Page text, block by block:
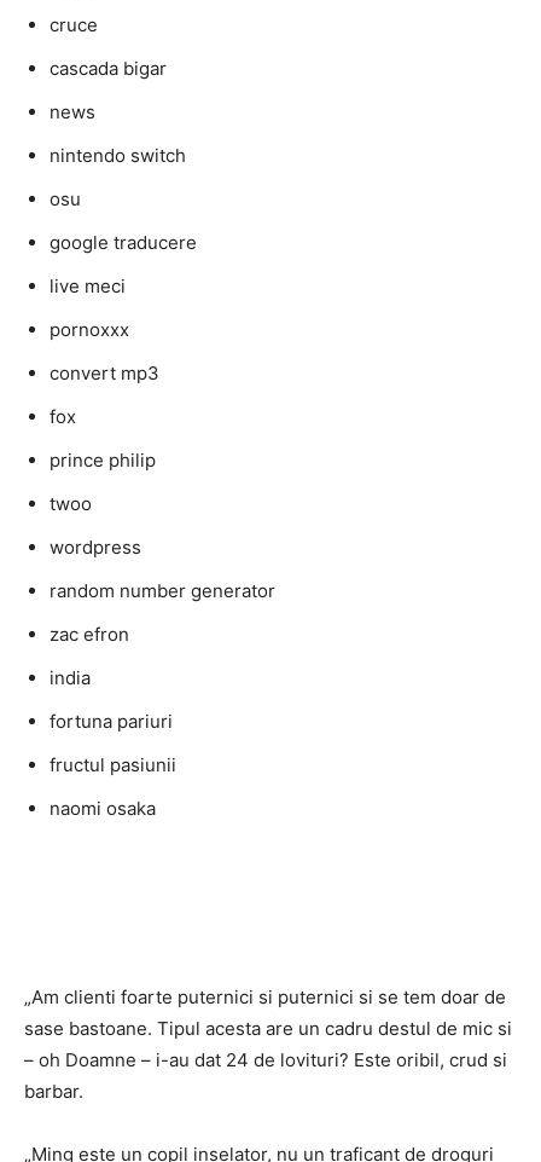
cruce
cascada bigar
news
nintendo switch
osu
google traducere
live meci
pornoxxx
convert mp3
fox
prince philip
twoo
wordpress
random number generator
zac efron
india
fortuna pariuri
fructul pasiunii
naomi osaka
„Am clienti foarte puternici si puternici si se tem doar de
sase bastoane. Tipul acesta are un cadru destul de mic si
– oh Doamne – i-au dat 24 de lovituri? Este oribil, crud si
barbar.
„Ming este un copil inselator, nu un traficant de droguri